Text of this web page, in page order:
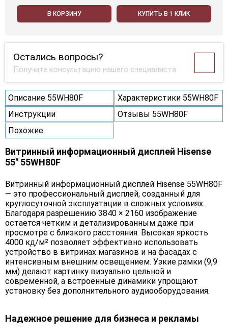
В КОРЗИНУ КУПИТЬ В 1 КЛИК
Остались вопросы?
Получите консультацию нашего специалиста
Описание 55WH80F
Характеристики 55WH80F
Инструкции
Отзывы 55WH80F
Похожие
Витринный информационный дисплей Hisense
55" 55WH80F
Витринный информационный дисплей Hisense 55WH80F
— это профессиональный дисплей, созданный для
круглосуточной эксплуатации в сложных условиях.
Благодаря разрешению 3840 × 2160 изображение
остается четким и детализированным даже при
просмотре с близкого расстояния. Высокая яркость
4000 кд/м² позволяет эффективно использовать
устройство в витринах магазинов и на фасадах с
интенсивным внешним освещением. Узкие рамки (9,9
мм) делают картинку визуально цельной и
современной, а встроенные динамики упрощают
установку без дополнительного аудиооборудования.
Надежное решение для бизнеса и рекламы